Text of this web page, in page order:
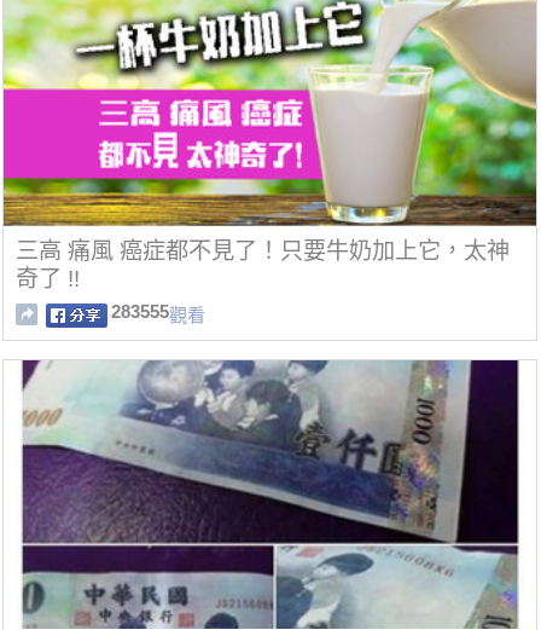
三高 痛風 癌症都不見了！只要牛奶加上它，太神
奇了 !!
283555觀看